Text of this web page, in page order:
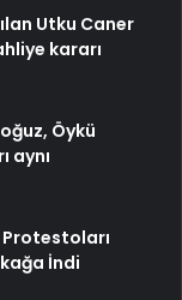
Utku Caner
kararı
Öykü
aynı
İndi